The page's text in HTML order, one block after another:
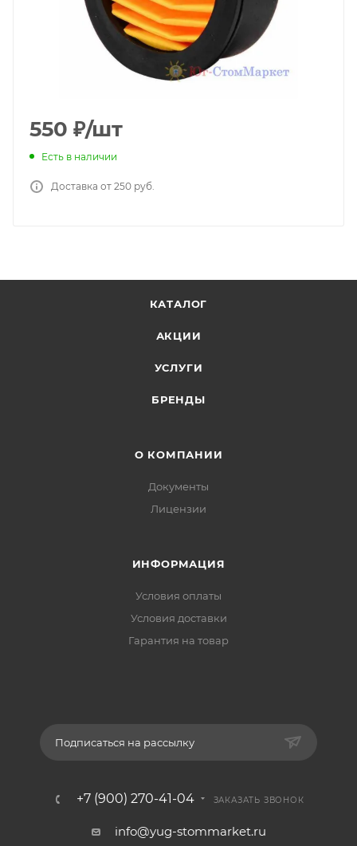
550 ₽/шт
Есть в наличии
Доставка от 250 руб.
КАТАЛОГ
АКЦИИ
УСЛУГИ
БРЕНДЫ
О КОМПАНИИ
Документы
Лицензии
ИНФОРМАЦИЯ
Условия оплаты
Условия доставки
Гарантия на товар
Подписаться на рассылку
+7 (900) 270-41-04 ЗАКАЗАТЬ ЗВОНОК
info@yug-stommarket.ru